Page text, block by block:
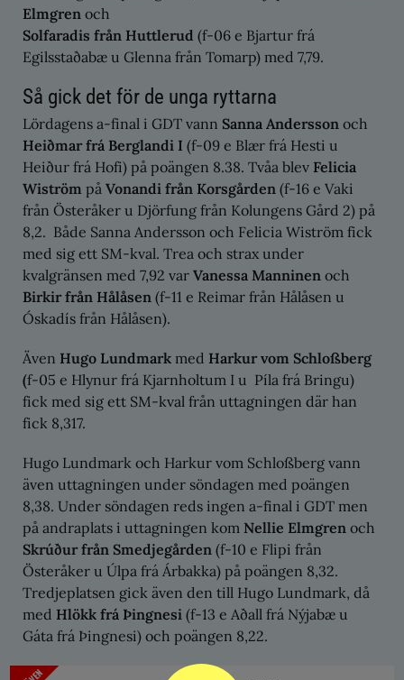
Elmgren och
Solfaradis från Huttlerud (f-06 e Bjartur frá
Egilsstaðabæ u Glenna från Tomarp) med 7,79.
Så gick det för de unga ryttarna
Lördagens a-final i GDT vann Sanna Andersson och
Heiðmar frá Berglandi I (f-09 e Blær frá Hesti u
Heiður frá Hofi) på poängen 8.38. Tvåa blev Felicia
Wiström på Vonandi från Korsgården (f-16 e Vaki
från Österåker u Djörfung från Kolungens Gård 2) på
8,2. Både Sanna Andersson och Felicia Wiström fick
med sig ett SM-kval. Trea och strax under
kvalgränsen med 7,92 var Vanessa Manninen och
Birkir från Hålåsen (f-11 e Reimar från Hålåsen u
Óskadís från Hålåsen).
Även Hugo Lundmark med Harkur vom Schloßberg
(f-05 e Hlynur frá Kjarnholtum I u Píla frá Bringu)
fick med sig ett SM-kval från uttagningen där han
fick 8,317.
Hugo Lundmark och Harkur vom Schloßberg vann
även uttagningen under söndagen med poängen
8,38. Under söndagen reds ingen a-final i GDT men
på andraplats i uttagningen kom Nellie Elmgren och
Skrúður från Smedjegården (f-10 e Flipi från
Österåker u Úlpa frá Árbakka) på poängen 8,32.
Tredjeplatsen gick även den till Hugo Lundmark, då
med Hlökk frá Þingnesi (f-13 e Aðall frá Nýjabæ u
Gáta frá Þingnesi) och poängen 8,22.